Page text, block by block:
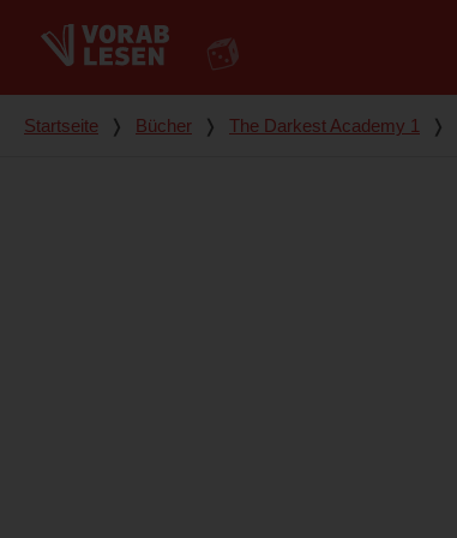
Du bist hier
Startseite ❭ Bücher ❭ The Darkest Academy 1 ❭